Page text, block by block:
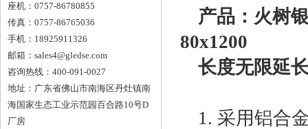
座机：0757-86780855
传真：0757-86765036
手机：18925911326
邮箱： sales4@gledse.com
咨询热线：400-091-0027
地址：广东省佛山市南海区丹灶镇南
海国家生态工业示范园百合路10号D
厂房
产品：火树
80x1200
长度无限延
1. 采用铝合